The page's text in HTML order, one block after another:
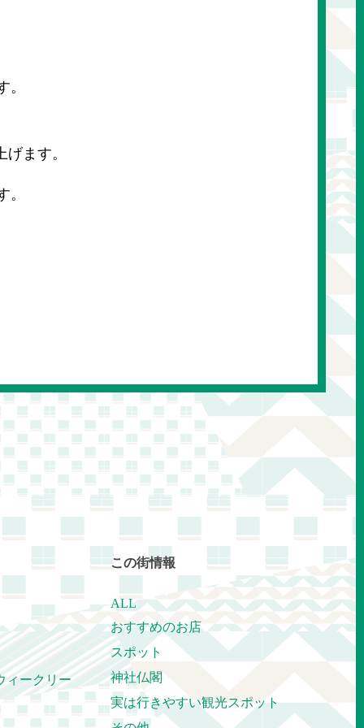
ます。
ィークリー
この街情報
ALL
おすすめのお店
スポット
神社仏閣
実は行きやすい観光スポット